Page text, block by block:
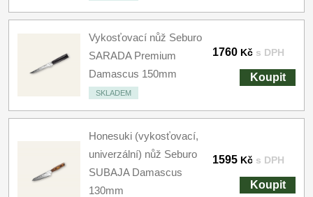
Vykosťovací nůž Seburo
SARADA Premium
Damascus 150mm
SKLADEM
1760 Kč s DPH
Koupit
Honesuki (vykosťovací,
univerzální) nůž Seburo
SUBAJA Damascus
130mm
1595 Kč s DPH
Koupit